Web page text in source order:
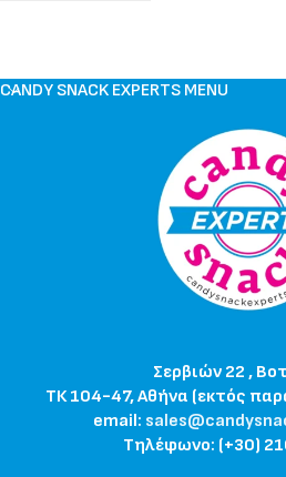
CANDY SNACK EXPERTS MENU
Σερβιών 22 ,
ΤΚ 104-47, Αθήνα (εκτός
email:
Τηλέφωνο: (+30)